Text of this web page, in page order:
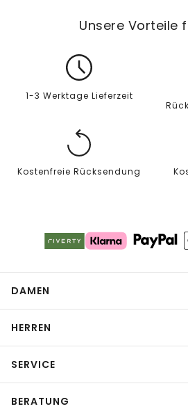
Unsere Vorteile
1-3 Werktage Lieferzeit
Kostenfreie Rücksendung
DAMEN
HERREN
SERVICE
BERATUNG